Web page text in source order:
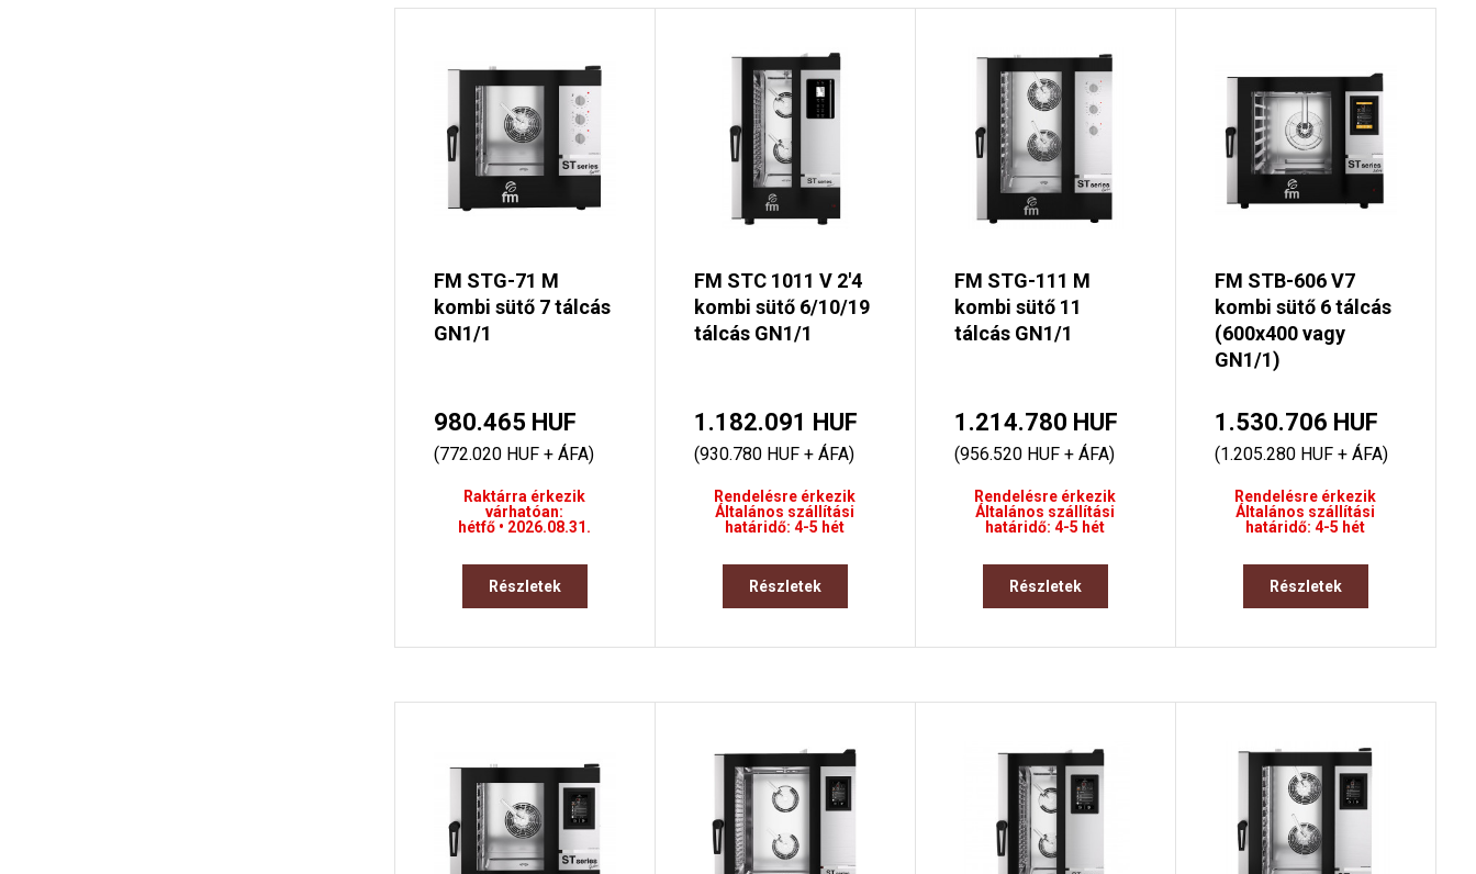
FM STG-71 M
kombi sütő 7 tálcás
GN1/1
980.465 HUF
(772.020 HUF + ÁFA)
Raktárra érkezik
várhatóan:
hétfő • 2026.08.31.
Részletek
FM STC 1011 V 2'4
kombi sütő 6/10/19
tálcás GN1/1
1.182.091 HUF
(930.780 HUF + ÁFA)
Rendelésre érkezik
Általános szállítási
határidő: 4-5 hét
Részletek
FM STG-111 M
kombi sütő 11
tálcás GN1/1
1.214.780 HUF
(956.520 HUF + ÁFA)
Rendelésre érkezik
Általános szállítási
határidő: 4-5 hét
Részletek
FM STB-606 V7
kombi sütő 6 tálcás
(600x400 vagy
GN1/1)
1.530.706 HUF
(1.205.280 HUF + ÁFA)
Rendelésre érkezik
Általános szállítási
határidő: 4-5 hét
Részletek